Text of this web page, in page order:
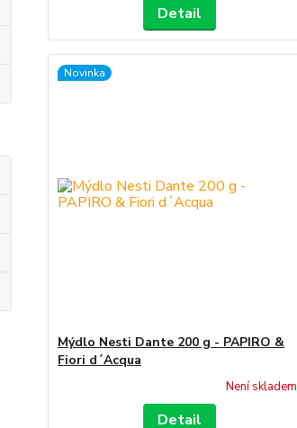
Detail
Novinka
Mýdlo Nesti Dante 200 g - PAPIRO &
Fiori d´Acqua
Není skladem
Detail